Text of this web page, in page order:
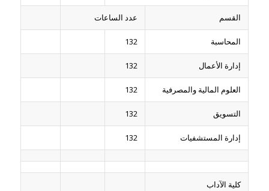
القسم عدد الساعات
المحاسبة 132
إدارة الأعمال 132
العلوم المالية والمصرفية 132
التسويق 132
إدارة المستشفيات 132
كلية الآداب